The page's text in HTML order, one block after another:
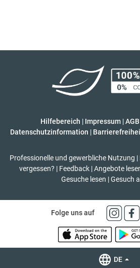
Hilfebereich | Impressum |AGB
Datenschutzinformation |
Professionelle und gewerbliche Nutzung |
vergessen? | Feedback | Angebote
Gesuche lesen | Gesuch
Folge uns auf
DE